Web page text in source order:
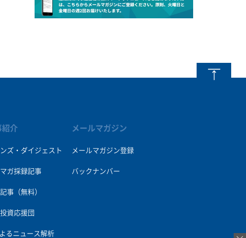
紹介
ズ・ダイジェスト
ガ採録記事
事（無料）
資応援団
るニュース解析
メールマガジン
メールマガジン登録
バックナンバー